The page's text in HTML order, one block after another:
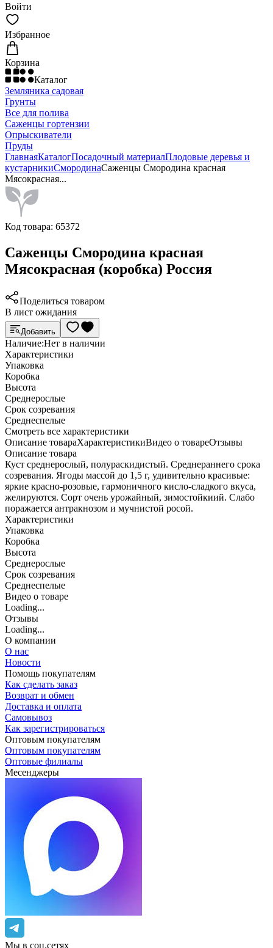
Войти
Избранное
Корзина
Каталог
Земляника садовая
Грунты
Все для полива
Саженцы гортензии
Опрыскиватели
Пруды
ГлавнаяКаталогПосадочный материалПлодовые деревья и
кустарникиСмородинаСаженцы Смородина красная
Мясокрасная...
Код товара: 65372
Саженцы Смородина красная
Мясокрасная (коробка) Россия
Поделиться товаром
В лист ожидания
Добавить
Наличие:Нет в наличии
Характеристики
Упаковка
Коробка
Высота
Среднерослые
Срок созревания
Среднеспелые
Cмотреть все характеристики
Описание товараХарактеристикиВидео о товареОтзывы
Описание товара
Куст среднерослый, полураскидистый. Среднераннего срока
созревания. Ягоды массой до 1,5 г, удивительно красивые:
яркие красно-розовые, гармоничного кисло-сладкого вкуса,
желируются. Сорт очень урожайный, зимостойкиий. Слабо
поражается антракнозом и мучнистой росой.
Характеристики
Упаковка
Коробка
Высота
Среднерослые
Срок созревания
Среднеспелые
Видео о товаре
Loading...
Отзывы
Loading...
О компании
О нас
Новости
Помощь покупателям
Как сделать заказ
Возврат и обмен
Доставка и оплата
Самовывоз
Как зарегистрироваться
Оптовым покупателям
Оптовым покупателям
Оптовые филиалы
Месенджеры
Мы в соц.сетях